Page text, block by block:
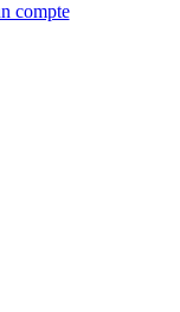
compte